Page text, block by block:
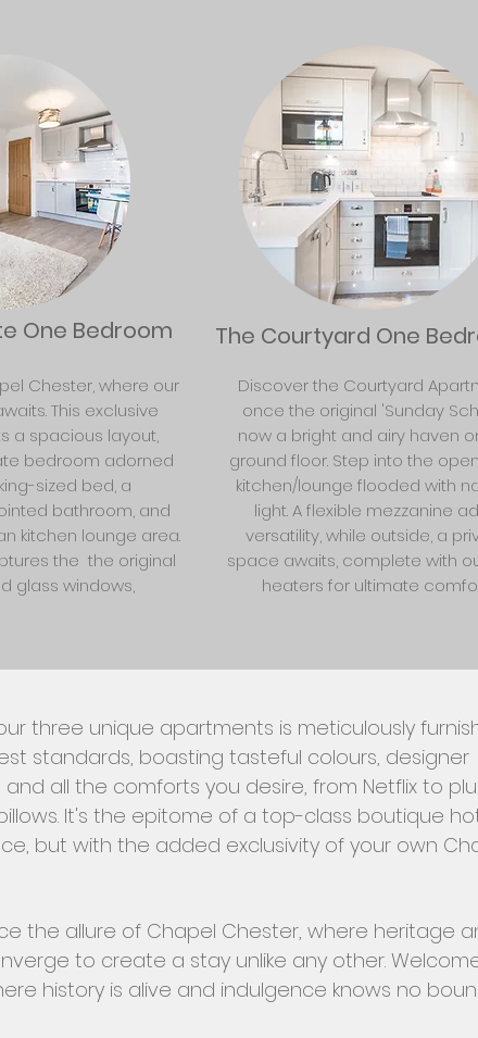
One Bedroom
Chester, where our
This exclusive
a spacious layout,
bedroom adorned
sized bed, a
bathroom, and
kitchen lounge area.
the the original
glass windows,
The Courtyard One
Discover the Courtyard
once the original 'Sunday
now a bright and airy haven
ground floor. Step into the
kitchen/lounge flooded with
light. A flexible mezzanine
versatility, while outside, a
space awaits, complete with
heaters for ultimate
three unique apartments is meticulously
standards, boasting tasteful colours, designer
and all the comforts you desire, from Netflix to
It's the epitome of a top-class boutique
but with the added exclusivity of your own
the allure of Chapel Chester, where heritage
to create a stay unlike any other.
history is alive and indulgence knows no